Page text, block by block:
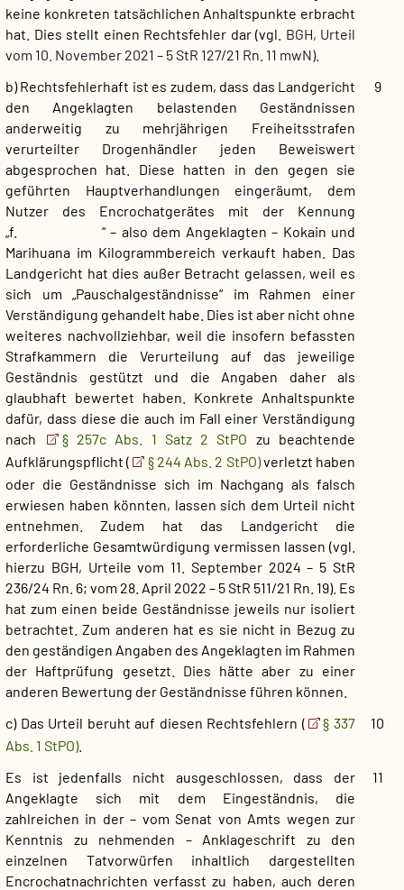
keine konkreten tatsächlichen Anhaltspunkte erbracht
hat. Dies stellt einen Rechtsfehler dar (vgl. BGH, Urteil
vom 10. November 2021 – 5 StR 127/21 Rn. 11 mwN).
9
b) Rechtsfehlerhaft ist es zudem, dass das Landgericht
den Angeklagten belastenden Geständnissen
anderweitig zu mehrjährigen Freiheitsstrafen
verurteilter Drogenhändler jeden Beweiswert
abgesprochen hat. Diese hatten in den gegen sie
geführten Hauptverhandlungen eingeräumt, dem
Nutzer des Encrochatgerätes mit der Kennung
„f. “ – also dem Angeklagten – Kokain und
Marihuana im Kilogrammbereich verkauft haben. Das
Landgericht hat dies außer Betracht gelassen, weil es
sich um „Pauschalgeständnisse“ im Rahmen einer
Verständigung gehandelt habe. Dies ist aber nicht ohne
weiteres nachvollziehbar, weil die insofern befassten
Strafkammern die Verurteilung auf das jeweilige
Geständnis gestützt und die Angaben daher als
glaubhaft bewertet haben. Konkrete Anhaltspunkte
dafür, dass diese die auch im Fall einer Verständigung
nach
§ 257c Abs. 1 Satz 2 StPO zu beachtende
Aufklärungspflicht (
§ 244 Abs. 2 StPO)verletzt haben
oder die Geständnisse sich im Nachgang als falsch
erwiesen haben könnten, lassen sich dem Urteil nicht
entnehmen. Zudem hat das Landgericht die
erforderliche Gesamtwürdigung vermissen lassen (vgl.
hierzu BGH, Urteile vom 11. September 2024 – 5 StR
236/24 Rn. 6; vom 28. April 2022 – 5 StR 511/21 Rn. 19). Es
hat zum einen beide Geständnisse jeweils nur isoliert
betrachtet. Zum anderen hat es sie nicht in Bezug zu
den geständigen Angaben des Angeklagten im Rahmen
der Haftprüfung gesetzt. Dies hätte aber zu einer
anderen Bewertung der Geständnisse führen können.
10
c) Das Urteil beruht auf diesen Rechtsfehlern (
§ 337
Abs. 1 StPO).
11
Es ist jedenfalls nicht ausgeschlossen, dass der
Angeklagte sich mit dem Eingeständnis, die
zahlreichen in der – vom Senat von Amts wegen zur
Kenntnis zu nehmenden – Anklageschrift zu den
einzelnen Tatvorwürfen inhaltlich dargestellten
Encrochatnachrichten verfasst zu haben, auch deren